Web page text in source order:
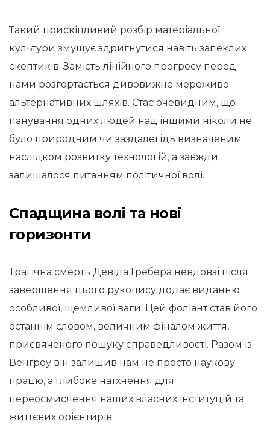
Такий прискіпливий розбір матеріальної
культури змушує здригнутися навіть запеклих
скептиків. Замість лінійного прогресу перед
нами розгортається дивовижне мереживо
альтернативних шляхів. Стає очевидним, що
панування одних людей над іншими ніколи не
було природним чи заздалегідь визначеним
наслідком розвитку технологій, а завжди
залишалося питанням політичної волі.
Спадщина волі та нові
горизонти
Трагічна смерть Девіда Ґребера невдовзі після
завершення цього рукопису додає виданню
особливої, щемливої ваги. Цей фоліант став його
останнім словом, величним фіналом життя,
присвяченого пошуку справедливості. Разом із
Венґроу він залишив нам не просто наукову
працю, а глибоке натхнення для
переосмислення наших власних інституцій та
життєвих орієнтирів.